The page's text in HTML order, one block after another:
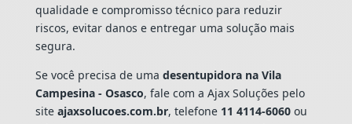
qualidade e compromisso técnico para reduzir
riscos, evitar danos e entregar uma solução mais
segura.
Se você precisa de uma desentupidora na Vila
Campesina - Osasco, fale com a Ajax Soluções pelo
site ajaxsolucoes.com.br, telefone 11 4114-6060ou